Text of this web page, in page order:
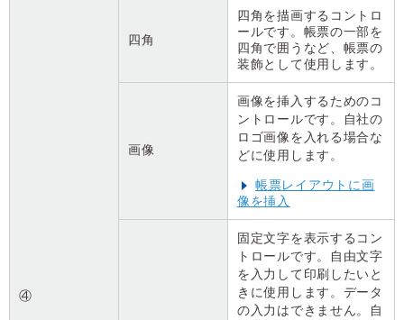
④
四角
四角を描画するコントロ
ールです。帳票の一部を
四角で囲うなど、帳票の
装飾として使用します。
画像
画像を挿入するためのコ
ントロールです。自社の
ロゴ画像を入れる場合な
どに使用します。
帳票レイアウトに画
像を挿入
固定文字を表示するコン
トロールです。自由文字
を入力して印刷したいと
きに使用します。データ
の入力はできません。自